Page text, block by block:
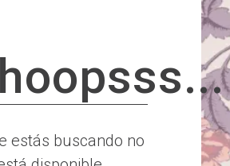
estás buscando no